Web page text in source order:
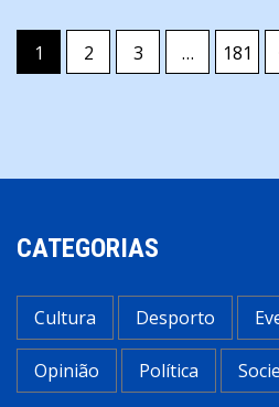
Paginação
dos
1 2 3 … 181
CATEGORIAS
Cultura Desporto
Opinião Política